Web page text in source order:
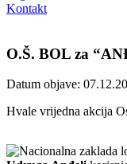
Kontakt
O.Š. BOL za
Datum objave:
Hvale vrijedna akcija